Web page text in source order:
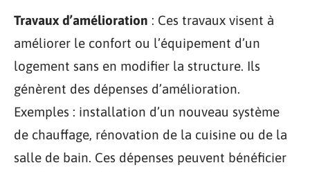
Travaux d’amélioration : Ces travaux visent à
améliorer le confort ou l’équipement d’un
logement sans en modifier la structure. Ils
génèrent des dépenses d’amélioration.
Exemples : installation d’un nouveau système
de chauffage, rénovation de la cuisine ou de la
salle de bain. Ces dépenses peuvent bénéficier